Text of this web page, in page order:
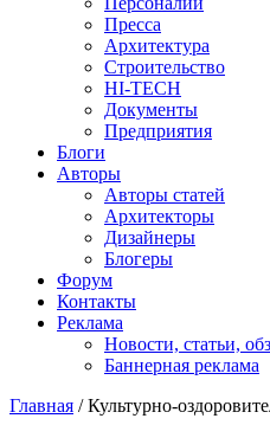
Пресса
Архитектура
Строительство
HI-TECH
Документы
Предприятия
Блоги
Авторы
Авторы статей
Архитекторы
Дизайнеры
Блогеры
Форум
Контакты
Реклама
Новости, статьи,
Баннерная реклама
Главная / Культурно-